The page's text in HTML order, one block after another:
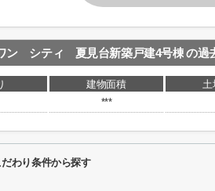
ン シティ 夏見台新築戸建4号棟 の過
建物面積 土
***
わり条件から探す